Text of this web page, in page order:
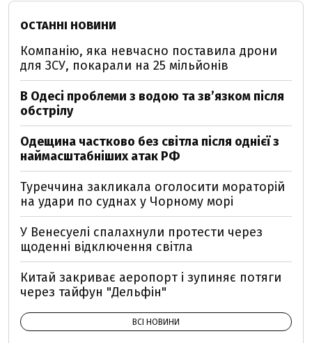
ОСТАННІ НОВИНИ
Компанію, яка невчасно поставила дрони
для ЗСУ, покарали на 25 мільйонів
В Одесі проблеми з водою та звʼязком після
обстрілу
Одещина частково без світла після однієї з
наймасштабніших атак РФ
Туреччина закликала оголосити мораторій
на удари по суднах у Чорному морі
У Венесуелі спалахнули протести через
щоденні відключення світла
Китай закриває аеропорт і зупиняє потяги
через тайфун "Дельфін"
ВСІ НОВИНИ